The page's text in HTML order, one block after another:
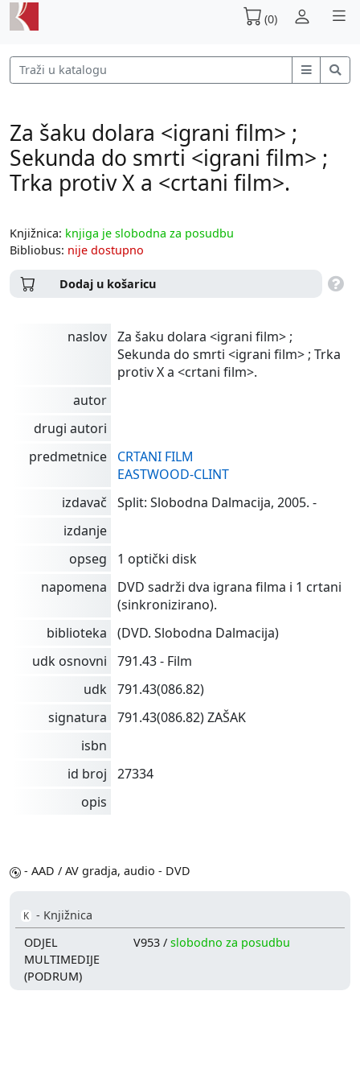
(0)
Za šaku dolara <igrani film> ;
Sekunda do smrti <igrani film> ;
Trka protiv X a <crtani film>.
Knjižnica: knjiga je slobodna za posudbu
Bibliobus: nije dostupno
Dodaj u košaricu
naslov Za šaku dolara <igrani film> ;
Sekunda do smrti <igrani film> ; Trka
protiv X a <crtani film>.
autor
drugi autori
predmetnice
CRTANI FILM
EASTWOOD-CLINT
izdavač
Split: Slobodna Dalmacija, 2005. -
izdanje
opseg
1 optički disk
napomena
DVD sadrži dva igrana filma i 1 crtani
(sinkronizirano).
biblioteka
(DVD. Slobodna Dalmacija)
udk osnovni
791.43 - Film
udk 791.43(086.82)
signatura
791.43(086.82) ZAŠAK
isbn
id broj
27334
opis
- AAD / AV gradja, audio - DVD
K - Knjižnica
ODJEL
MULTIMEDIJE
(PODRUM)
V953 /slobodno za posudbu